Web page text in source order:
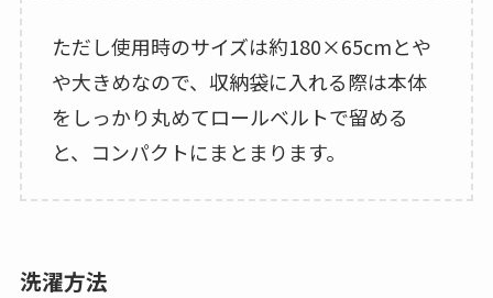
ただし使用時のサイズは約180×65cmとや
や大きめなので、収納袋に入れる際は本体
をしっかり丸めてロールベルトで留める
と、コンパクトにまとまります。
洗濯方法